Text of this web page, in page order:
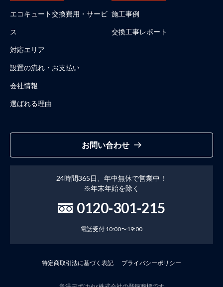
エコキュート交換費用・サービ
ス
対応エリア
設置の流れ・お支払い
会社情報
選ばれる理由
施工事例
交換工事レポート
お問い合わせ
24時間365日、年中無休で営業中！
※年末年始を除く
0120-301-215
電話受付 10:00〜19:00
特定商取引法に基づく表記 プライバシーポリシー